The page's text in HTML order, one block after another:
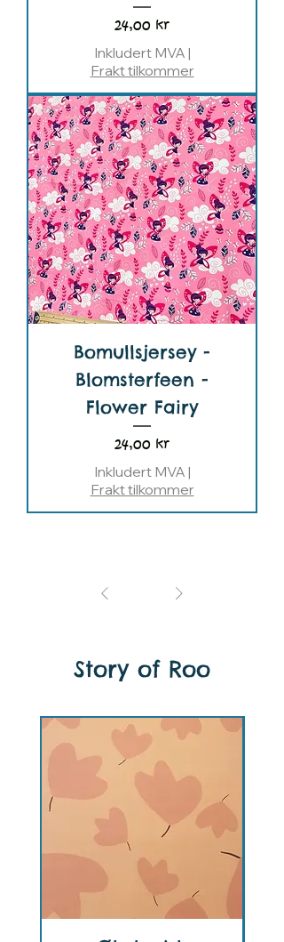
Pris
24,00 kr
Inkludert MVA |
Frakt tilkommer
Bomullsjersey -
Blomsterfeen -
Flower Fairy
Pris
24,00 kr
Inkludert MVA |
Frakt tilkommer
Story of Roo